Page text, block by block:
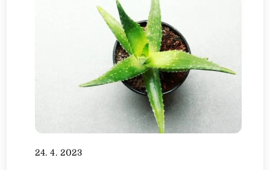
24. 4. 2023